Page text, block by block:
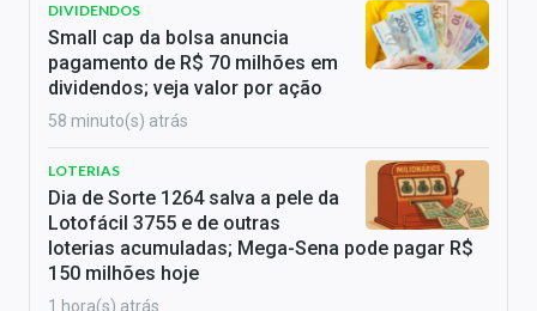
DIVIDENDOS
Small cap da bolsa anuncia
pagamento de R$ 70 milhões em
dividendos; veja valor por ação
58 minuto(s) atrás
LOTERIAS
Dia de Sorte 1264 salva a pele da
Lotofácil 3755 e de outras
loterias acumuladas; Mega-Sena pode pagar R$
150 milhões hoje
1 hora(s) atrás